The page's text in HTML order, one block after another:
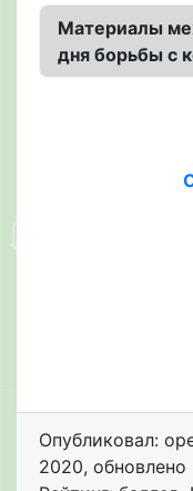
Материалы
дня борьбы с
Опубликовал:
2020, обновлено